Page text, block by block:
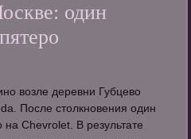
один
возле деревни Губцево
После столкновения один
Chevrolet. В результате